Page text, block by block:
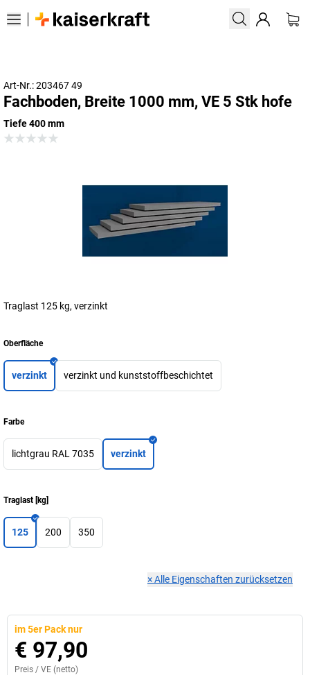
Art-Nr.: 203467 49
Fachboden, Breite 1000 mm, VE 5 Stk hofe
Tiefe 400 mm
Traglast 125 kg, verzinkt
Oberfläche
verzinkt verzinkt und kunststoffbeschichtet
Farbe
lichtgrau RAL 7035 verzinkt
Traglast [kg]
125 200 350
×Alle Eigenschaften zurücksetzen
im 5er Pack nur
€ 97,90
Preis / VE (netto)